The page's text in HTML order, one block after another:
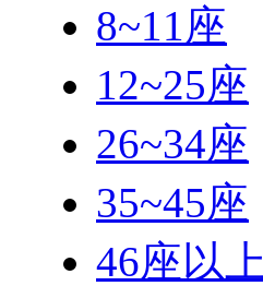
8~11座
12~25座
26~34座
35~45座
46座以上